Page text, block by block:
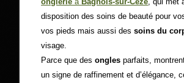
disposition des soins de beauté pour
vos pieds mais aussi dessoins du
visage.
Parce que desongles parfaits,
un signe de raffinement et d’élégance,